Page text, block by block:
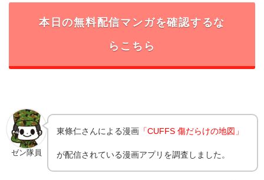
本日の無料配信マンガを確認するな
らこちら
ゼン隊員
東條仁さんによる漫画 「CUFFS 傷だらけの地図」
が配信されている漫画アプリを調査しました。